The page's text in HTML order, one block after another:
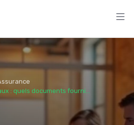
: quels documents fourni...